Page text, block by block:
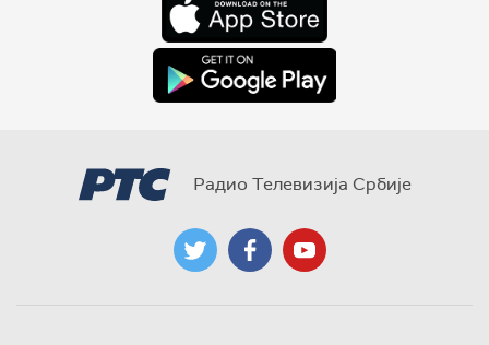
Радио Телевизија Србије